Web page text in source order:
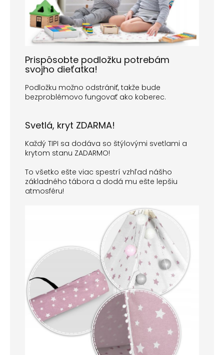
Prispôsobte podložku potrebám
svojho dieťatka!
Podložku možno odstrániť, takže bude
bezproblémovo fungovať ako koberec.
Svetlá, kryt ZDARMA!
Každý TIPI sa dodáva so štýlovými svetlami a
krytom stanu ZADARMO!
To všetko ešte viac spestrí vzhľad nášho
základného tábora a dodá mu ešte lepšiu
atmosféru!